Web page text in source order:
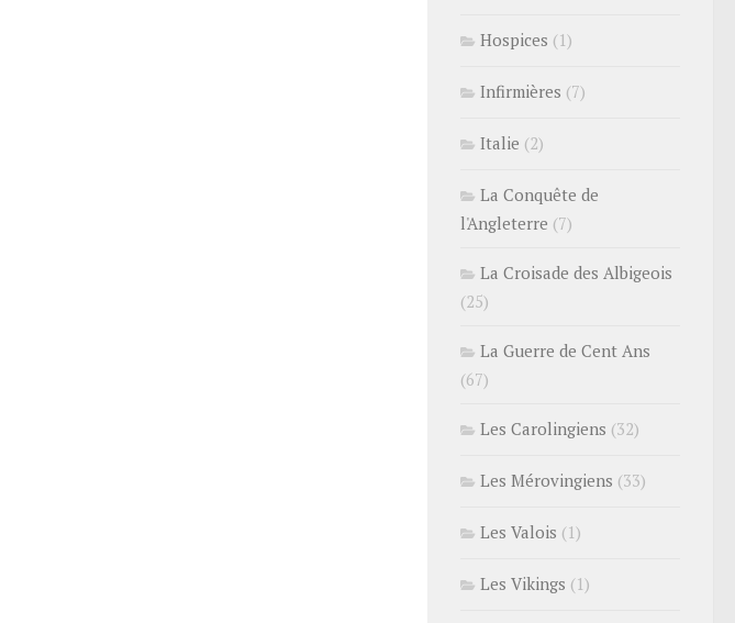
Hospices (1)
Infirmières (7)
Italie (2)
La Conquête de
l'Angleterre (7)
La Croisade des Albigeois
(25)
La Guerre de Cent Ans
(67)
Les Carolingiens (32)
Les Mérovingiens (33)
Les Valois (1)
Les Vikings (1)